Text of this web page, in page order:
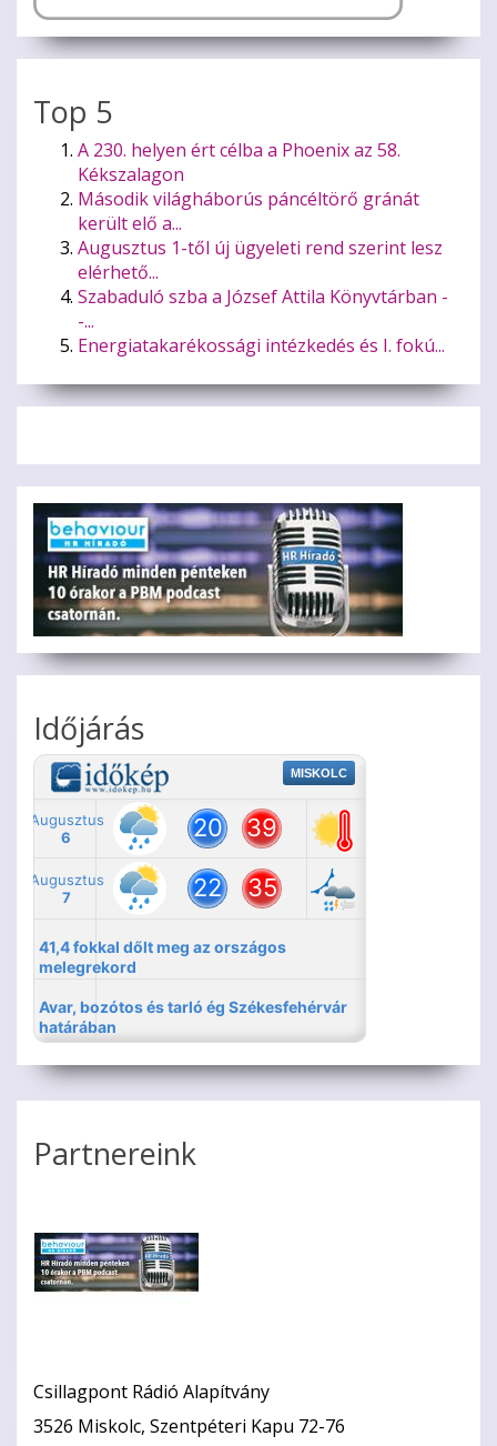
Top 5
A 230. helyen ért célba a Phoenix az 58.
Kékszalagon
Második világháborús páncéltörő gránát
került elő a...
Augusztus 1-től új ügyeleti rend szerint lesz
elérhető...
Szabaduló szba a József Attila Könyvtárban -
-...
Energiatakarékossági intézkedés és I. fokú...
Időjárás
Partnereink
Csillagpont Rádió Alapítvány
3526 Miskolc, Szentpéteri Kapu 72-76